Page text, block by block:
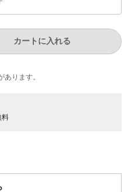
カートに入れる
ります。
料